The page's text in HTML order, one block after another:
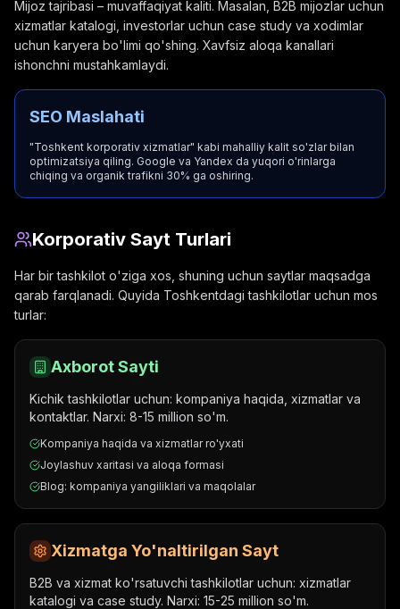
Mijoz tajribasi – muvaffaqiyat kaliti. Masalan, B2B mijozlar uchun
xizmatlar katalogi, investorlar uchun case study va xodimlar
uchun karyera bo'limi qo'shing. Xavfsiz aloqa kanallari
ishonchni mustahkamlaydi.
SEO Maslahati
"Toshkent korporativ xizmatlar" kabi mahalliy kalit so'zlar bilan
optimizatsiya qiling. Google va Yandex da yuqori o'rinlarga
chiqing va organik trafikni 30% ga oshiring.
Korporativ Sayt Turlari
Har bir tashkilot o'ziga xos, shuning uchun saytlar maqsadga
qarab farqlanadi. Quyida Toshkentdagi tashkilotlar uchun mos
turlar:
Axborot Sayti
Kichik tashkilotlar uchun: kompaniya haqida, xizmatlar va
kontaktlar. Narxi: 8-15 million so'm.
Kompaniya haqida va xizmatlar ro'yxati
Joylashuv xaritasi va aloqa formasi
Blog: kompaniya yangiliklari va maqolalar
Xizmatga Yo'naltirilgan Sayt
B2B va xizmat ko'rsatuvchi tashkilotlar uchun: xizmatlar
katalogi va case study. Narxi: 15-25 million so'm.